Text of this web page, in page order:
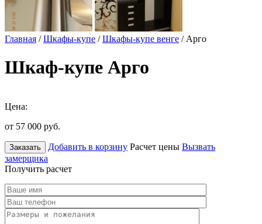
Главная /Шкафы-купе /Шкафы-купе венге / Арго
Шкаф-купе Арго
Цена:
от 57 000 руб.
Заказать Добавить в корзину Расчет цены Вызвать
замерщика
Получить расчет